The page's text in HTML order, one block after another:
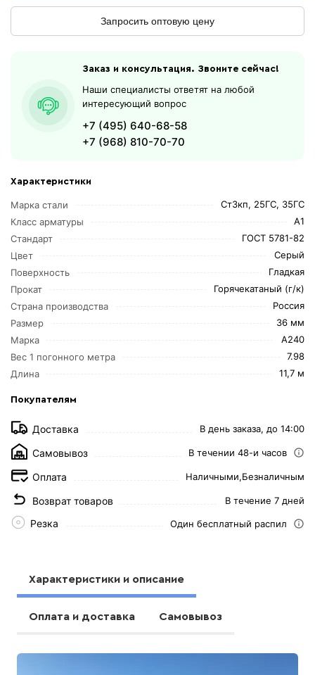
Характеристики
Марка стали
Ст3кп, 25ГС, 35ГС
Класс арматуры
А1
Стандарт
ГОСТ 5781-82
Цвет
Серый
Поверхность
Гладкая
Прокат
Горячекатаный (г/к)
Страна производства
Россия
Размер
36 мм
Марка
А240
Вес 1 погонного метра
7.98
Длина
11,7 м
Покупателям
Доставка В день заказа, до 14:00
Самовывоз В течении 48-и часов
Оплата Наличными,Безналичным
Возврат товаров В течение 7 дней
Резка Один бесплатный распил
Запросить оптовую цену
Заказ и консультация. Звоните сейчас!
Наши специалисты ответят на любой
интересующий вопрос
+7 (495) 640-68-58
+7 (968) 810-70-70
Характеристики и описание
Оплата и доставка Самовывоз